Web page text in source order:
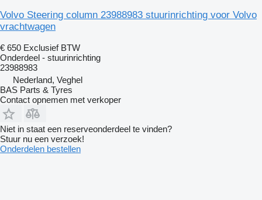
Volvo Steering column 23988983 stuurinrichting voor Volvo
vrachtwagen
€ 650 Exclusief BTW
Onderdeel - stuurinrichting
23988983
Nederland, Veghel
BAS Parts & Tyres
Contact opnemen met verkoper
Niet in staat een reserveonderdeel te vinden?
Stuur nu een verzoek!
Onderdelen bestellen